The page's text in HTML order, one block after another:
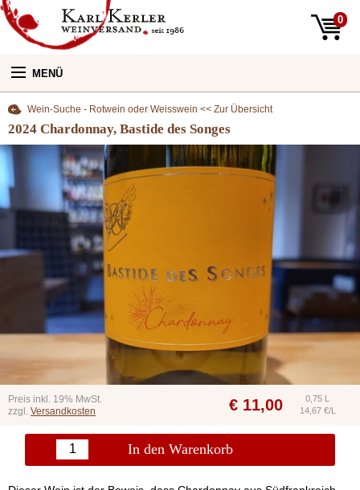
0
MENÜ
Unsere Weine:
Unser Laden:
Newsletter
Wein-Suche - Rotwein oder Weisswein << Zur Übersicht
2024 Chardonnay, Bastide des Songes
Preis inkl. 19% MwSt.
zzgl. Versandkosten € 11,00
0,75 L
14,67 €/L
In den Warenkorb